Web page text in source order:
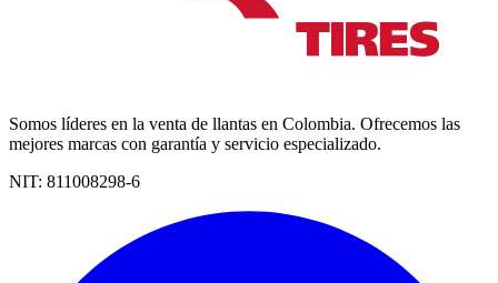
Somos líderes en la venta de llantas en Colombia. Ofrecemos las
mejores marcas con garantía y servicio especializado.
NIT: 811008298-6